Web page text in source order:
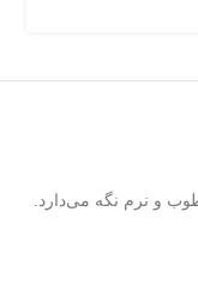
و نرم نگه می‌دارد.